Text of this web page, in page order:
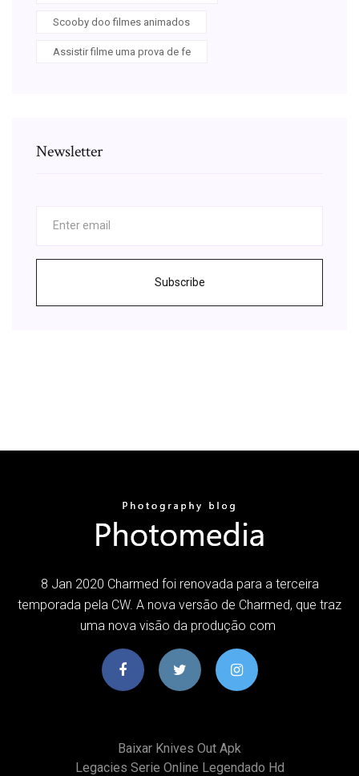
Scooby doo filmes animados
Assistir filme uma prova de fe
Newsletter
Subscribe
8 Jan 2020 Charmed foi renovada para a terceira
temporada pela CW. A nova versão de Charmed, que traz
uma nova visão da produção com
Baixar Knives Out Apk
Legacies Serie Online Legendado Hd